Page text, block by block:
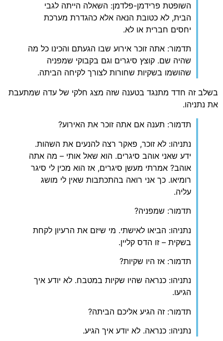
השופטת פרידמן-פלדמן: השאלה הייתה לגבי
הבית, לא כטובת הנאה אלא כהגדרת מערכת
יחסים חברית או לא.
תדמור: אתה זוכר אירוע שבו הגעתם והכינו כל מה
שהיה שם. קוצץ סיגרים וגם בקבוקי שמפניה
שהושמו בשקיות שחורות לצורך לקיחה הביתה.
בשלב זה חדד מתנגד בטענה שזה מצג חלקי של עדה שמתעבת
את נתניהו.
תדמור: תענה אם אתה זוכר את האירוע?
נתניהו: לא זוכר, פאקר רצה להנעים את השהות.
ידע שאני אוהב סיגרים. הוא שאל אותי – מה אתה
אוהב? אמרתי מעשן סיגרים, אז הוא מכין לי סיגר
רומיאו. כך אני רואה בהתכתבות שאין לי מושג
עליה.
תדמור: שמפניה?
נתניהו: הביאו לאישתי. מי שיזם את הרעיון לקחת
בשקית – זו הדס קליין.
תדמור: אז היו שקיות?
נתניהו: כנראה שהיו שקיות במטבח. לא יודע איך
הגיעו.
תדמור: זה הגיע אליכם הביתה?
נתניהו: כנראה. לא יודע איך הגיע.